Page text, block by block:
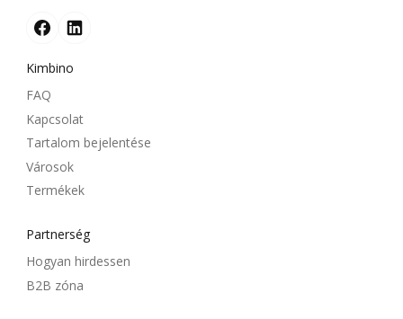
Kimbino
FAQ
Kapcsolat
Tartalom bejelentése
Városok
Termékek
Partnerség
Hogyan hirdessen
B2B zóna